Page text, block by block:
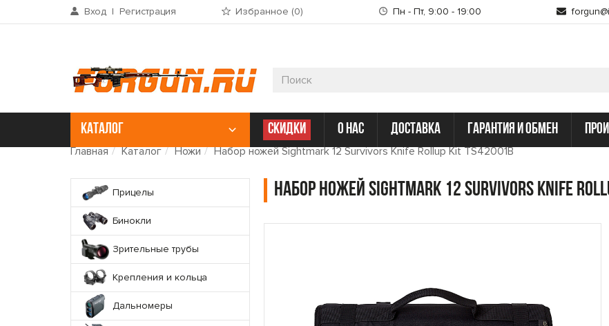
Вход | Регистрация Избранное (0) Пн - Пт, 9:00 - 19:00
КАТАЛОГ СКИДКИ о нас доставка гарантия и обмен
Главная Каталог Ножи Набор ножей Sightmark 12 Survivors Knife Rollup Kit TS42001B
Прицелы
Бинокли
Зрительные трубы
Крепления и кольца
Дальномеры
Набор ножей Sightmark 12 Survivors Knife